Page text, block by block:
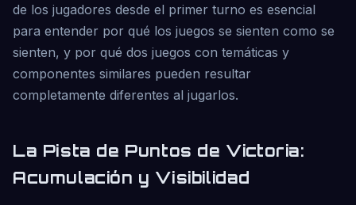
de los jugadores desde el primer turno es esencial
para entender por qué los juegos se sienten como se
sienten, y por qué dos juegos con temáticas y
componentes similares pueden resultar
completamente diferentes al jugarlos.
La Pista de Puntos de Victoria:
Acumulación y Visibilidad